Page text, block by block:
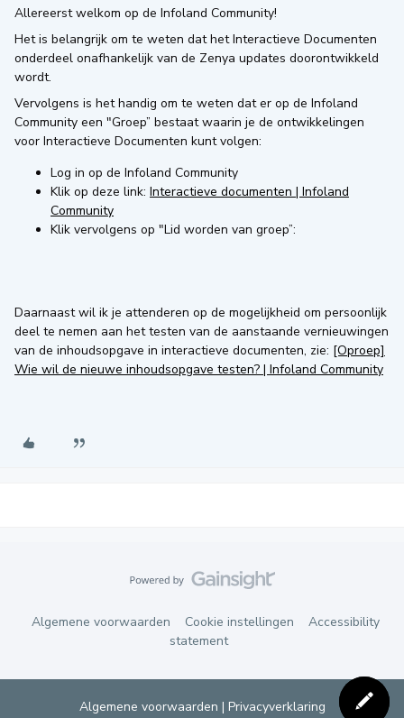
Allereerst welkom op de Infoland Community!
Het is belangrijk om te weten dat het Interactieve Documenten
onderdeel onafhankelijk van de Zenya updates doorontwikkeld
wordt.
Vervolgens is het handig om te weten dat er op de Infoland
Community een "Groep” bestaat waarin je de ontwikkelingen
voor Interactieve Documenten kunt volgen:
Log in op de Infoland Community
Klik op deze link: Interactieve documenten | Infoland
Community
Klik vervolgens op "Lid worden van groep”:
Daarnaast wil ik je attenderen op de mogelijkheid om persoonlijk
deel te nemen aan het testen van de aanstaande vernieuwingen
van de inhoudsopgave in interactieve documenten, zie: [Oproep]
Wie wil de nieuwe inhoudsopgave testen? | Infoland Community
Algemene voorwaarden Cookie instellingen
Accessibility
statement
Algemene voorwaarden | Privacyverklaring